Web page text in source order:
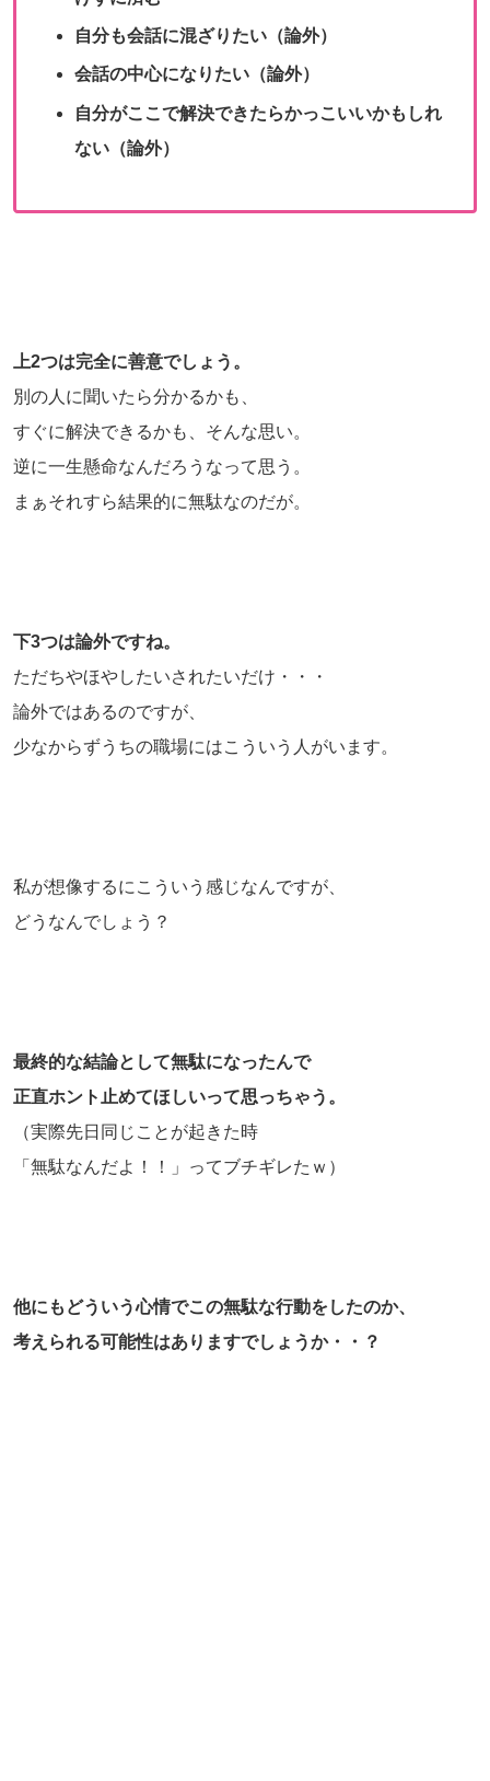
自分も会話に混ざりたい（論外）
会話の中心になりたい（論外）
自分がここで解決できたらかっこいいかもしれ
ない（論外）
上2つは完全に善意でしょう。
別の人に聞いたら分かるかも、
すぐに解決できるかも、そんな思い。
逆に一生懸命なんだろうなって思う。
まぁそれすら結果的に無駄なのだが。
下3つは論外ですね。
ただちやほやしたいされたいだけ・・・
論外ではあるのですが、
少なからずうちの職場にはこういう人がいます。
私が想像するにこういう感じなんですが、
どうなんでしょう？
最終的な結論として無駄になったんで
正直ホント止めてほしいって思っちゃう。
（実際先日同じことが起きた時
「無駄なんだよ！！」ってブチギレたｗ）
他にもどういう心情でこの無駄な行動をしたのか、
考えられる可能性はありますでしょうか・・？